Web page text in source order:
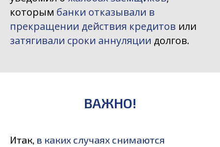
которым банки отказывали в
прекращении действия кредитов или
затягивали сроки аннуляции долгов.
ВАЖНО!
Итак, в каких случаях снимаются